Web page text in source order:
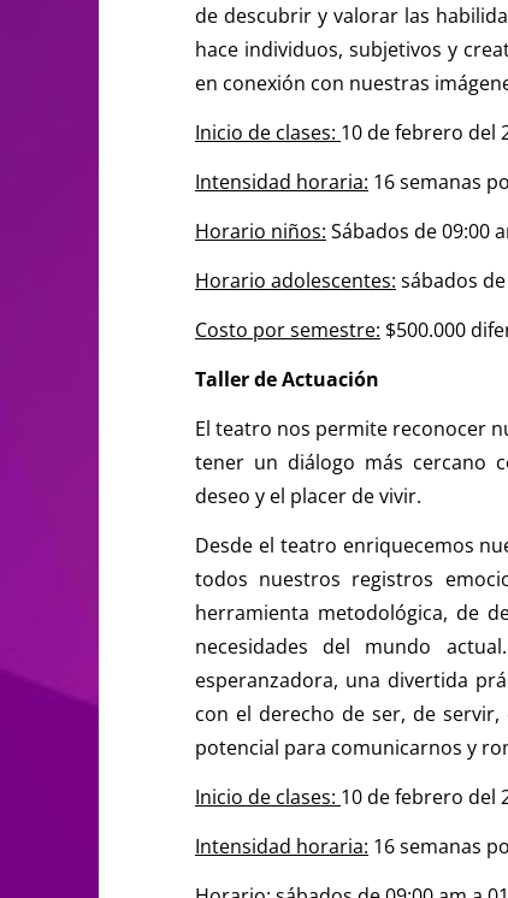
de descubrir y valorar las
hace individuos, subjetivos y
en conexión con nuestras
Inicio de clases: 10 de febrero del
Intensidad horaria: 16 semanas
Horario niños: Sábados de 09:00
Horario adolescentes: sábados
Costo por semestre: $500.000
Taller de Actuación
El teatro nos permite reconocer
tener un diálogo más cercano
deseo y el placer de vivir.
Desde el teatro enriquecemos
todos nuestros registros
herramienta metodológica, de
necesidades del mundo
esperanzadora, una divertida
con el derecho de ser, de
potencial para comunicarnos y
Inicio de clases: 10 de febrero del
Intensidad horaria: 16 semanas